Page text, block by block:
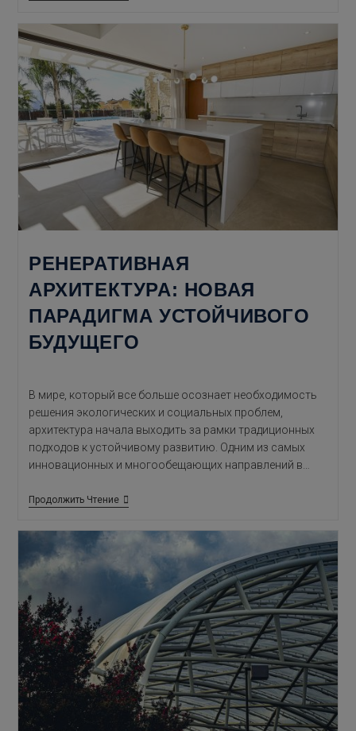
Сознанием
РЕНЕРАТИВНАЯ
АРХИТЕКТУРА: НОВАЯ
ПАРАДИГМА УСТОЙЧИВОГО
БУДУЩЕГО
В мире, который все больше осознает необходимость
решения экологических и социальных проблем,
архитектура начала выходить за рамки традиционных
подходов к устойчивому развитию. Одним из самых
инновационных и многообещающих направлений в…
Продолжить ЧтениеРенеративная
Парадигма
Устойчивого